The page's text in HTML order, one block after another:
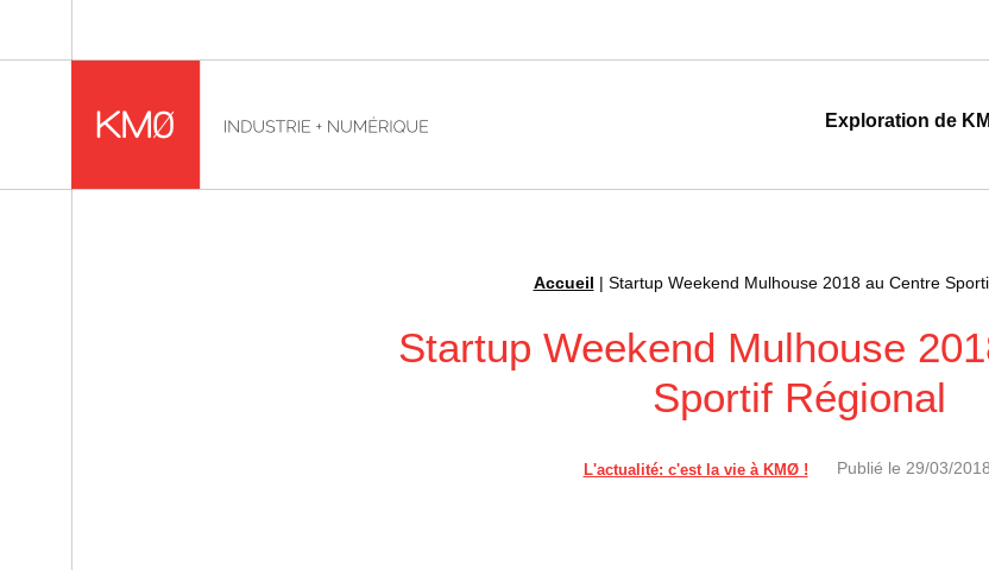
Exploration de
Accueil | Startup Weekend Mulhouse 2018 au Centre
Startup Weekend Mulhouse
Sportif Régional
L'actualité: c'est la vie à KMØ ! Publié le 29/03/2018